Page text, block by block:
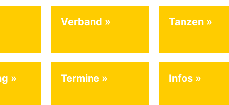
Verband Tanzen
Termine Infos